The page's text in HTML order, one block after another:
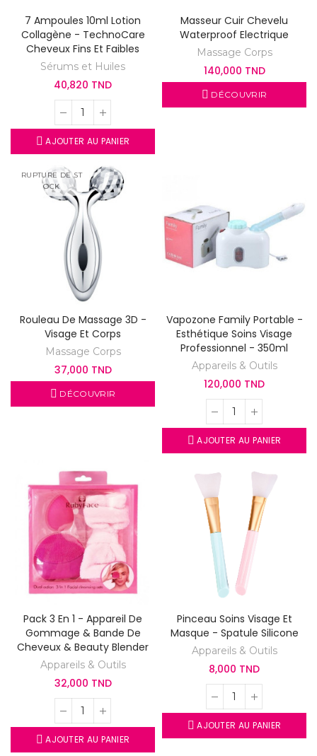
7 Ampoules 10ml Lotion
Collagène - TechnoCare
Cheveux Fins Et Faibles
Sérums et Huiles
40,820 TND
AJOUTER AU PANIER
Masseur Cuir Chevelu
Waterproof Electrique
Massage Corps
140,000 TND
DÉCOUVRIR
RUPTURE DE ST
OCK
Rouleau De Massage 3D -
Visage Et Corps
Massage Corps
37,000 TND
DÉCOUVRIR
Vapozone Family Portable -
Esthétique Soins Visage
Professionnel - 350ml
Appareils & Outils
120,000 TND
AJOUTER AU PANIER
Pack 3 En 1 - Appareil De
Gommage & Bande De
Cheveux & Beauty Blender
Appareils & Outils
32,000 TND
AJOUTER AU PANIER
Pinceau Soins Visage Et
Masque - Spatule Silicone
Appareils & Outils
8,000 TND
AJOUTER AU PANIER